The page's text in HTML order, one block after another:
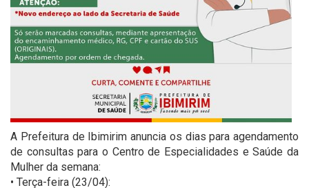
A Prefeitura de Ibimirim anuncia os dias para agendamento
de consultas para o Centro de Especialidades e Saúde da
Mulher da semana:
• Terça-feira (23/04):